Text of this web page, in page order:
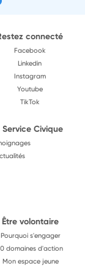
connecté
Facebook
Linkedin
Instagram
Youtube
TikTok
Service Civique
Être volontaire
Pourquoi s'engager
domaines d'action
Mon espace jeune